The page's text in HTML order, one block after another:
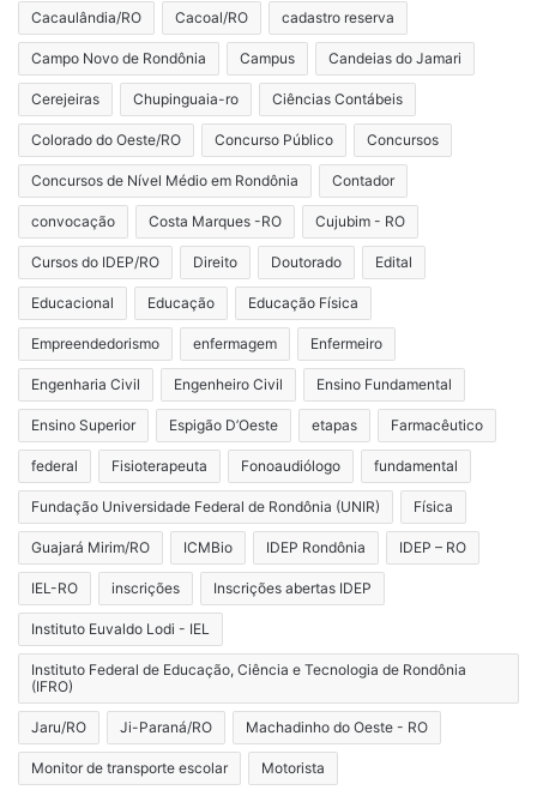
Cacaulândia/RO Cacoal/RO cadastro reserva
Campo Novo de Rondônia Campus Candeias do Jamari
Cerejeiras Chupinguaia-ro Ciências Contábeis
Colorado do Oeste/RO Concurso Público Concursos
Concursos de Nível Médio em Rondônia Contador
convocação Costa Marques -RO Cujubim - RO
Cursos do IDEP/RO Direito Doutorado Edital
Educacional Educação Educação Física
Empreendedorismo enfermagem Enfermeiro
Engenharia Civil Engenheiro Civil Ensino Fundamental
Ensino Superior Espigão D’Oeste etapas Farmacêutico
federal Fisioterapeuta Fonoaudiólogo fundamental
Fundação Universidade Federal de Rondônia (UNIR) Física
Guajará Mirim/RO ICMBio IDEP Rondônia IDEP – RO
IEL-RO inscrições Inscrições abertas IDEP
Instituto Euvaldo Lodi - IEL
Instituto Federal de Educação, Ciência e Tecnologia de Rondônia
(IFRO)
Jaru/RO Ji-Paraná/RO Machadinho do Oeste - RO
Monitor de transporte escolar Motorista